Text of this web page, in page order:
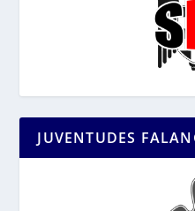
JUVENTUDES